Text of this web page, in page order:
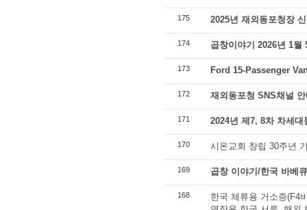
175 2025년 재외동포청장
174 곱창이야기 2026년 1월
173 Ford 15-Passenger
172 재외동포청 SNS채널 안
171 2024년 제7, 8차 차세
170 시온교회 창립 30주년
169 곱창 이야기/한국 바베
168
한국 체류용 거소증(F4